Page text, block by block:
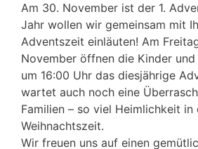
Am 30. November ist der 1.
Jahr wollen wir gemeinsam mit
Adventszeit einläuten! Am
November öffnen die Kinder
um 16:00 Uhr das diesjährige
wartet auch noch eine
Familien – so viel Heimlichkeit in
Weihnachtszeit.
Wir freuen uns auf einen